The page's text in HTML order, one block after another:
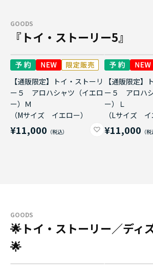
GOODS
『トイ・ストーリー5』
【通販限定】トイ・ストーリ
ー５ アロハシャツ（イエロ
ー）Ｍ
（Mサイズ イエロー）
¥11,000
【通販限定】
ー５ アロハ
ー）Ｌ
（Lサイズ イ
¥11,000
GOODS
🌟トイ・ストーリー／ディ
🌟